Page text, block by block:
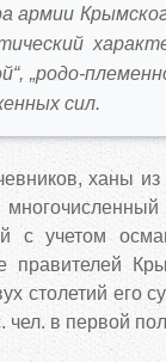
армии
„родо-
сил.
ханы
с учетом
правителей
столетий его
чел. в первой